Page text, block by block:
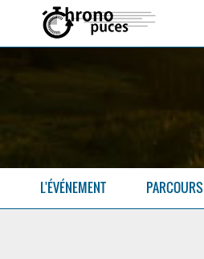
L'ÉVÉNEMENT PARCOURS